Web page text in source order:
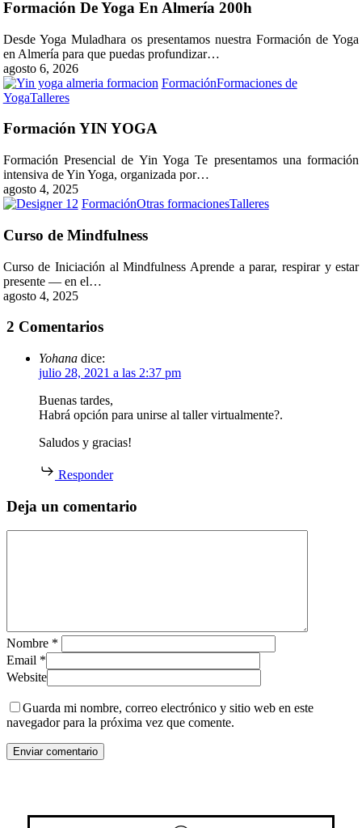
Almería
200h
Formación De Yoga En Almería 200h
Desde Yoga Muladhara os presentamos nuestra Formación de Yoga
en Almería para que puedas profundizar…
agosto 6, 2026
FormaciónFormaciones de
YogaTalleresFormación
YOGA
Formación YIN YOGA
Formación Presencial de Yin Yoga Te presentamos una formación
intensiva de Yin Yoga, organizada por…
agosto 4, 2025
FormaciónOtras formacionesTalleresCurso
Curso de Mindfulness
Curso de Iniciación al Mindfulness Aprende a parar, respirar y estar
presente — en el…
agosto 4, 2025
2 Comentarios
Yohana dice:
julio 28, 2021 a las 2:37 pm
Buenas tardes,
Habrá opción para unirse al taller virtualmente?.
Saludos y gracias!
Responder
Deja un comentario
Nombre *
Email *
Website
Guarda mi nombre, correo electrónico y sitio web en este
navegador para la próxima vez que comente.